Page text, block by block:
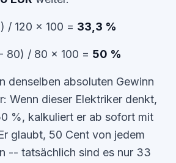
/ 120 x 100 = 33,3 %
80) / 80 x 100 = 50 %
denselben absoluten Gewinn
Wenn dieser Elektriker denkt,
%, kalkuliert er ab sofort mit
glaubt, 50 Cent von jedem
-- tatsächlich sind es nur 33